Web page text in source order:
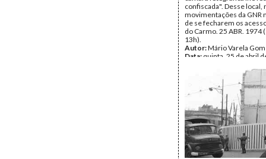
confiscada". Desse local,
movimentações da GNR
de se fecharem os
do Carmo. 25 ABR. 1974
13h).
Autor:Mário Varela
Data: quinta, 25 de abril